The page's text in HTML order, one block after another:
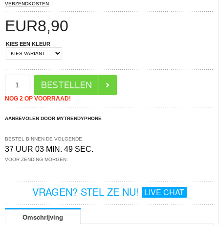
VERZENDKOSTEN
EUR8,90
KIES EEN KLEUR
NOG 2 OP VOORRAAD!
AANBEVOLEN DOOR MYTRENDYPHONE
BESTEL BINNEN DE VOLGENDE
37 UUR 03 MIN. 49 SEC.
VOOR ZENDING MORGEN.
VRAGEN? STEL ZE NU! LIVE CHAT
Omschrijving